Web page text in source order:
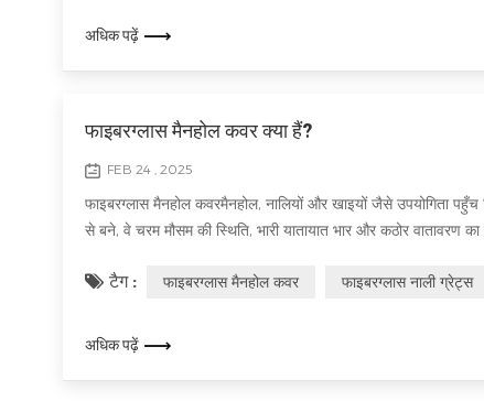
अधिक पढ़ें
फाइबरग्लास मैनहोल कवर क्या हैं?
FEB 24 , 2025
फाइबरग्लास मैनहोल कवरमैनहोल, नालियों और खाइयों जैसे उपयोगिता
से बने, वे चरम मौसम की स्थिति, भारी यातायात भार और कठोर वातावरण
टैग : फाइबरग्लास मैनहोल कवर फाइबरग्लास नाली ग्रेट्स
अधिक पढ़ें